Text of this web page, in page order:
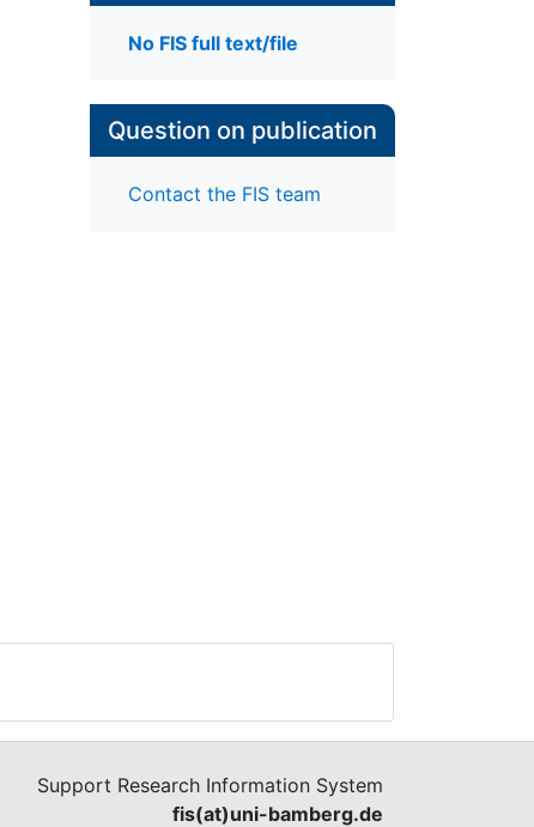
No FIS full text/file
Question on publication
Contact the FIS team
Support Research Information System
fis(at)uni-bamberg.de